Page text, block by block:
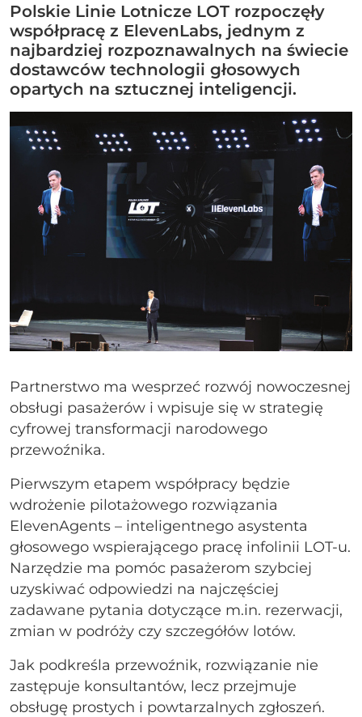
Polskie Linie Lotnicze LOT rozpoczęły
współpracę z ElevenLabs, jednym z
najbardziej rozpoznawalnych na świecie
dostawców technologii głosowych
opartych na sztucznej inteligencji.
Partnerstwo ma wesprzeć rozwój nowoczesnej
obsługi pasażerów i wpisuje się w strategię
cyfrowej transformacji narodowego
przewoźnika.
Pierwszym etapem współpracy będzie
wdrożenie pilotażowego rozwiązania
ElevenAgents – inteligentnego asystenta
głosowego wspierającego pracę infolinii LOT-u.
Narzędzie ma pomóc pasażerom szybciej
uzyskiwać odpowiedzi na najczęściej
zadawane pytania dotyczące m.in. rezerwacji,
zmian w podróży czy szczegółów lotów.
Jak podkreśla przewoźnik, rozwiązanie nie
zastępuje konsultantów, lecz przejmuje
obsługę prostych i powtarzalnych zgłoszeń.